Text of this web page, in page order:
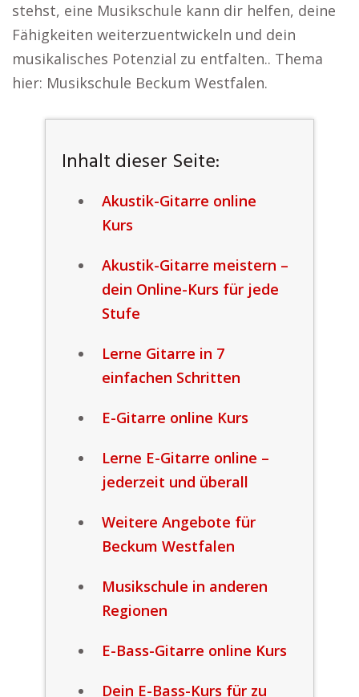
stehst, eine Musikschule kann dir helfen, deine
Fähigkeiten weiterzuentwickeln und dein
musikalisches Potenzial zu entfalten.. Thema
hier: Musikschule Beckum Westfalen.
Inhalt dieser Seite:
Akustik-Gitarre online
Kurs
Akustik-Gitarre meistern –
dein Online-Kurs für jede
Stufe
Lerne Gitarre in 7
einfachen Schritten
E-Gitarre online Kurs
Lerne E-Gitarre online –
jederzeit und überall
Weitere Angebote für
Beckum Westfalen
Musikschule in anderen
Regionen
E-Bass-Gitarre online Kurs
Dein E-Bass-Kurs für zu